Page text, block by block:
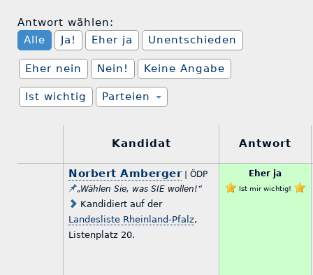
Antwort wählen:
Alle
Ja! Eher ja Unentschieden
Eher nein Nein! Keine Angabe
Ist wichtig Parteien
Kandidat Antwort
Norbert Amberger| ÖDP
„Wählen Sie, was SIE wollen!“
Kandidiert auf der
Landesliste Rheinland-Pfalz,
Listenplatz 20.
Eher ja
Ist mir wichtig!